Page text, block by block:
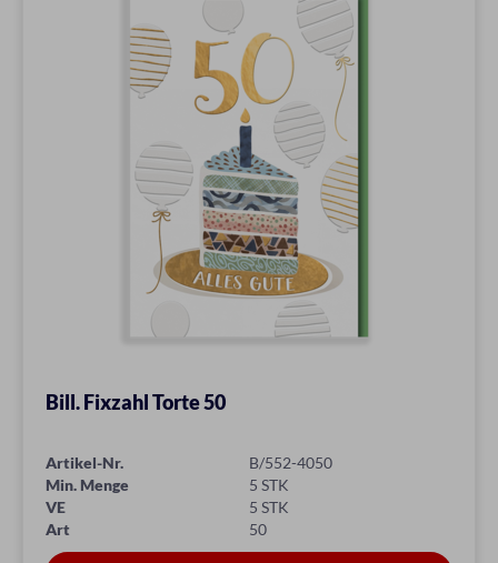
Bill. Fixzahl Torte 50
Artikel-Nr.
B/552-4050
Min. Menge
5 STK
VE
5 STK
Art
50